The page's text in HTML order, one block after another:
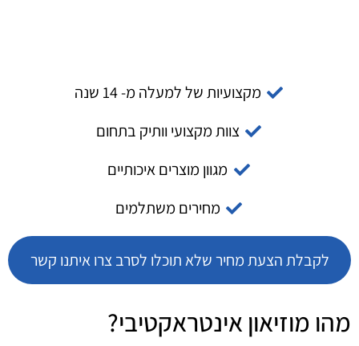
מקצועיות של למעלה מ- 14 שנה
צוות מקצועי וותיק בתחום
מגוון מוצרים איכותיים
מחירים משתלמים
לקבלת הצעת מחיר שלא תוכלו לסרב צרו איתנו קשר
מהו מוזיאון אינטראקטיבי?